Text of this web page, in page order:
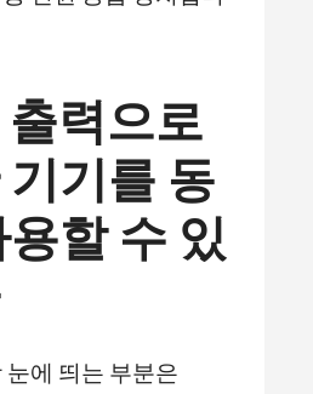
력으로
기를 동
할 수 있
에 띄는 부분은